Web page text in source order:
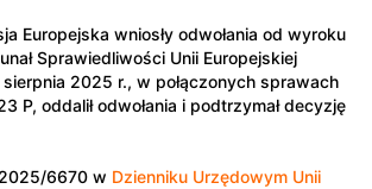
Europejska wniosły odwołania od wyroku
Sprawiedliwości Unii Europejskiej
2025 r., w połączonych sprawach
P, oddalił odwołania i podtrzymał decyzję
6670 w Dzienniku Urzędowym Unii